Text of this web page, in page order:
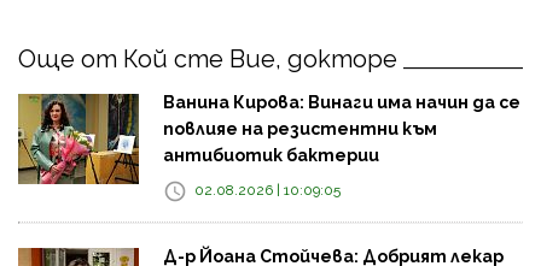
Още от Кой сте Вие, докторе
Ванина Кирова: Винаги има начин да се
повлияе на резистентни към
антибиотик бактерии
02.08.2026 | 10:09:05
Д-р Йоана Стойчева: Добрият лекар